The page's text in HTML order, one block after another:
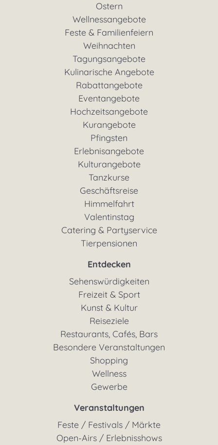
Ostern
Wellnessangebote
Feste & Familienfeiern
Weihnachten
Tagungsangebote
Kulinarische Angebote
Rabattangebote
Eventangebote
Hochzeitsangebote
Kurangebote
Pfingsten
Erlebnisangebote
Kulturangebote
Tanzkurse
Geschäftsreise
Himmelfahrt
Valentinstag
Catering & Partyservice
Tierpensionen
Entdecken
Sehenswürdigkeiten
Freizeit & Sport
Kunst & Kultur
Reiseziele
Restaurants, Cafés, Bars
Besondere Veranstaltungen
Shopping
Wellness
Gewerbe
Veranstaltungen
Feste / Festivals / Märkte
Open-Airs / Erlebnisshows